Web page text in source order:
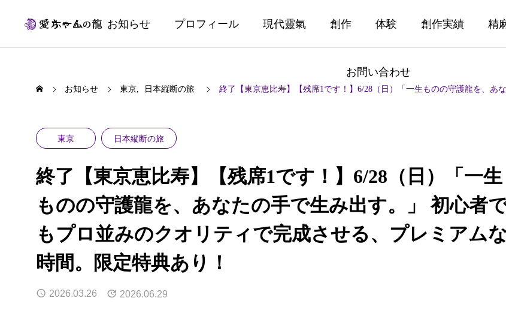
ホーム お知らせ プロフィール 現代靈氣 創作 体験 創作実績 精
お問い合わせ
お知らせ 東京 日本縦断の旅 終了【東京恵比寿】【残席1です！】6/28（日）「一生ものの守護龍を、あなたの手で生み出す。
東京 日本縦断の旅
終了【東京恵比寿】【残席1です！】6/28（日）「一生
ものの守護龍を、あなたの手で生み出す。」 初心者
もプロ並みのクオリティで完成させる、プレミアム
時間。限定特典あり！
2026.03.26 2026.06.29